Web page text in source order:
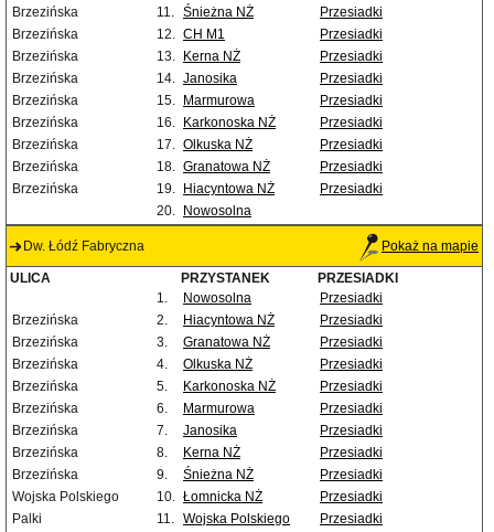
Brzezińska
11. Śnieżna NŻ
Przesiadki
Brzezińska
12. CH M1
Przesiadki
Brzezińska
13. Kerna NŻ
Przesiadki
Brzezińska
14. Janosika
Przesiadki
Brzezińska
15. Marmurowa
Przesiadki
Brzezińska
16. Karkonoska NŻ
Przesiadki
Brzezińska
17. Olkuska NŻ
Przesiadki
Brzezińska
18. Granatowa NŻ
Przesiadki
Brzezińska
19. Hiacyntowa NŻ
Przesiadki
20.
Nowosolna
Dw. Łódź Fabryczna Pokaż na mapie
ULICA PRZYSTANEK
PRZESIADKI
1.
Nowosolna
Przesiadki
Brzezińska
2. Hiacyntowa NŻ
Przesiadki
Brzezińska
3. Granatowa NŻ
Przesiadki
Brzezińska
4. Olkuska NŻ
Przesiadki
Brzezińska
5. Karkonoska NŻ
Przesiadki
Brzezińska
6. Marmurowa
Przesiadki
Brzezińska
7. Janosika
Przesiadki
Brzezińska
8. Kerna NŻ
Przesiadki
Brzezińska
9. Śnieżna NŻ
Przesiadki
Wojska Polskiego
10. Łomnicka NŻ
Przesiadki
Palki
11. Wojska Polskiego Przesiadki